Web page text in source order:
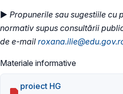
► Propunerile sau sugestiile cu
normativ supus consultării
de e-mail
Materiale informative
proiect HG